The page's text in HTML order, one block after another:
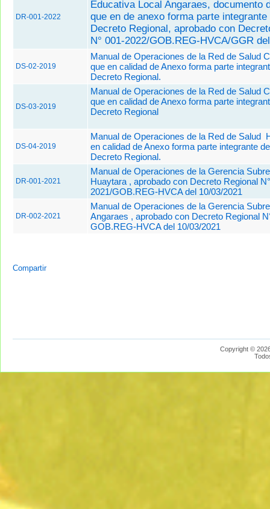
DR-001-2022
Educativa Local Angaraes, documento
que en de anexo forma parte
Decreto Regional, aprobado con
N° 001-2022/GOB.REG-HVCA/GGR
DS-02-2019
Manual de Operaciones de la Red de Salud
que en calidad de Anexo forma parte
Decreto Regional.
DS-03-2019
Manual de Operaciones de la Red de Salud
que en calidad de Anexo forma parte
Decreto Regional
DS-04-2019
Manual de Operaciones de la Red de Salud
en calidad de Anexo forma parte integrante
Decreto Regional.
DR-001-2021
Manual de Operaciones de la Gerencia
Huaytara , aprobado con Decreto Regional
2021/GOB.REG-HVCA del 10/03/2021
DR-002-2021
Manual de Operaciones de la Gerencia
Angaraes , aprobado con Decreto Regional
GOB.REG-HVCA del 10/03/2021
Compartir
Copyright ©